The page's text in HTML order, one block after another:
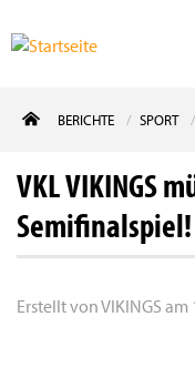
zum
BERICHTE SPORT
VKL VIKINGS
Semifinalspiel!
Erstellt vonVIKINGS am